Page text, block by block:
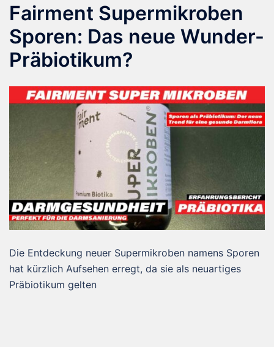
Fairment Supermikroben
Sporen: Das neue Wunder-
Präbiotikum?
Die Entdeckung neuer Supermikroben namens Sporen
hat kürzlich Aufsehen erregt, da sie als neuartiges
Präbiotikum gelten